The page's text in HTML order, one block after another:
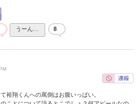
うーん… 8
裕翔くんへの罵倒はお腹いっぱい。